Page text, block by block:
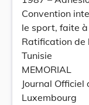
Convention
le sport, faite
Ratification de
Tunisie
MEMORIAL
Journal
Luxembourg